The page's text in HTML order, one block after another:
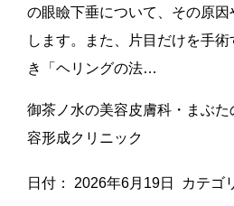
の眼瞼下垂について、その原
します。また、片目だけを手
き「ヘリングの法…
御茶ノ水の美容皮膚科・まぶ
容形成クリニック
日付： 2026年6月19日 カテゴ